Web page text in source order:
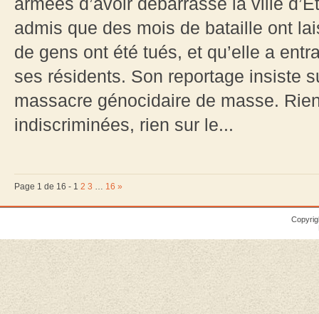
admis que des mois de bataille ont
de gens ont été tués, et qu’elle a
ses résidents. Son reportage insiste
massacre génocidaire de masse.
indiscriminées, rien sur le...
Page 1 de 16 - 1 2 3 … 16 »